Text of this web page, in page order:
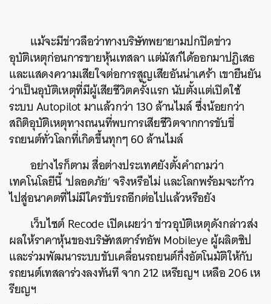
แม้จะมีข่าวลือว่าทางบริษัทพยายามปกปิดข่าว
อุบัติเหตุก่อนการขายหุ้นเทสลา แต่มัสก์ได้ออกมาปฏิเสธ
และแสดงความเสียใจต่อการสูญเสียอันน่าเศร้า เขายืนยัน
ว่าเป็นอุบัติเหตุที่มีผู้เสียชีวิตครั้งแรก นับตั้งแต่เปิดใช้
ระบบ Autopilot มาแล้วกว่า 130 ล้านไมล์ ซึ่งน้อยกว่า
สถิติอุบัติเหตุทางถนนที่พบการเสียชีวิตจากการขับขี่
รถยนต์ทั่วโลกที่เกิดขึ้นทุกๆ 60 ล้านไมล์
อย่างไรก็ตาม สื่อต่างประเทศยังตั้งคำถามว่า
เทคโนโลยีนี้ ‘ปลอดภัย’ จริงหรือไม่ และโลกพร้อมจะก้าว
ไปสู่อนาคตที่ไม่มีใครขับรถอีกต่อไปแล้วหรือยัง
เว็บไซต์ Recode เปิดเผยว่า ข่าวอุบัติเหตุดังกล่าวส่ง
ผลให้ราคาหุ้นของบริษัทสตาร์ทอัพ Mobileye ผู้ผลิตชิป
และร่วมพัฒนาระบบขับเคลื่อนรถยนต์กึ่งอัตโนมัติให้กับ
รถยนต์เทสลาร่วงลงทันที จาก 212 เหรียญฯ เหลือ 206 เห
รียญฯ